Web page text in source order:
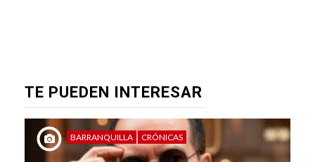
TE PUEDEN INTERESAR
BARRANQUILLA CRÓNICAS